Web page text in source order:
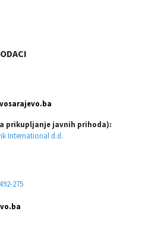
prikupljanje javnih prihoda):
International d.d.
275